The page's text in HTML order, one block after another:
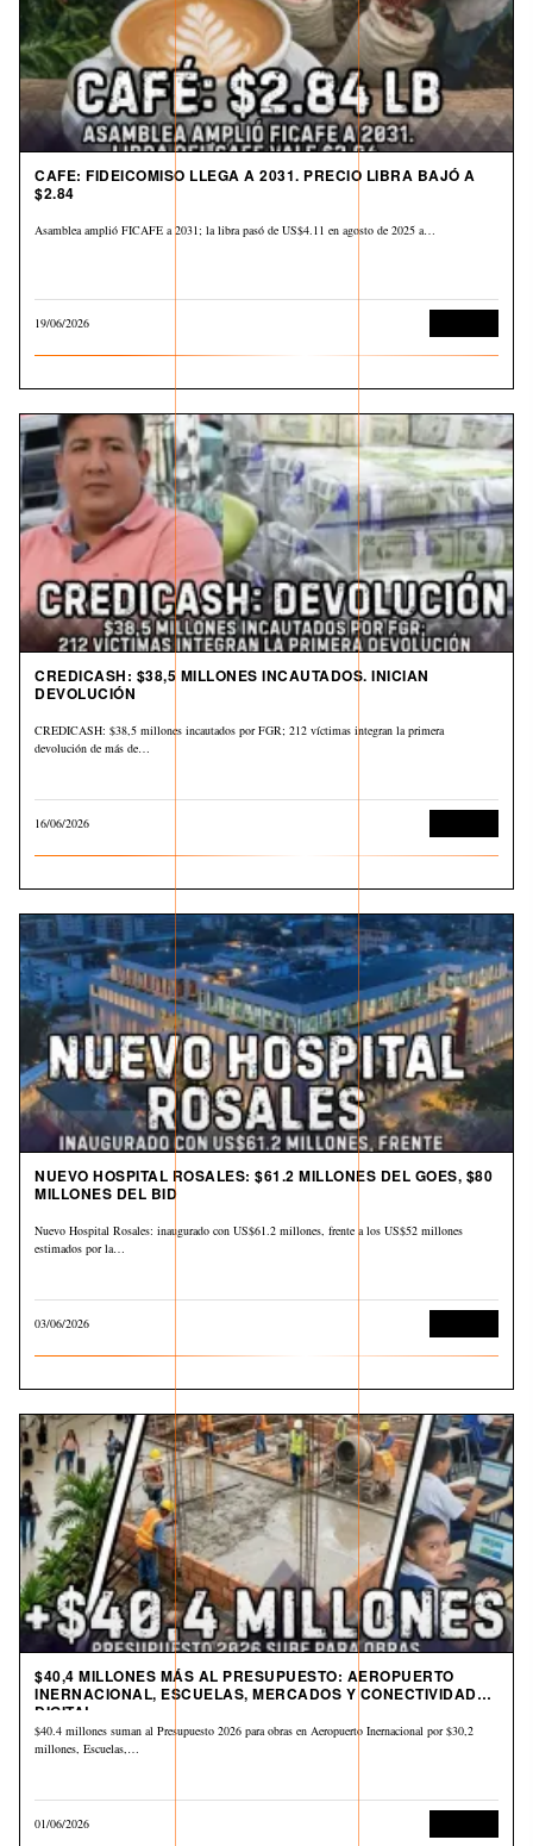
CAFE: FIDEICOMISO LLEGA A 2031. PRECIO LIBRA BAJÓ A
$2.84
Asamblea amplió FICAFE a 2031; la libra pasó de US$4.11 en agosto de 2025 a…
19/06/2026
CREDICASH: $38,5 MILLONES INCAUTADOS. INICIAN
DEVOLUCIÓN
CREDICASH: $38,5 millones incautados por FGR; 212 víctimas integran la primera
devolución de más de…
16/06/2026
NUEVO HOSPITAL ROSALES: $61.2 MILLONES DEL GOES, $80
MILLONES DEL BID
Nuevo Hospital Rosales: inaugurado con US$61.2 millones, frente a los US$52 millones
estimados por la…
03/06/2026
$40,4 MILLONES MÁS AL PRESUPUESTO: AEROPUERTO
INERNACIONAL, ESCUELAS, MERCADOS Y CONECTIVIDAD
DIGITAL
$40.4 millones suman al Presupuesto 2026 para obras en Aeropuerto Inernacional por $30,2
millones, Escuelas,…
01/06/2026